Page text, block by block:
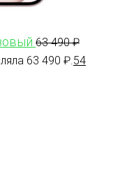
63 490₽
63 490 ₽. 54